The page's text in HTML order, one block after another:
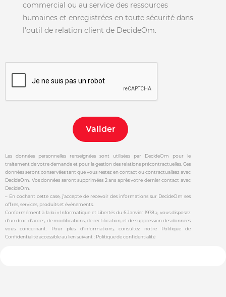
commercial ou au service des ressources
humaines et enregistrées en toute sécurité dans
l'outil de relation client de DecideOm.
Les données personnelles renseignées sont utilisées par DecideOm pour le
traitement de votre demande et pour la gestion des relations précontractuelles. Ces
données seront conservées tant que vous restez en contact ou contractualisez avec
DecideOm. Vos données seront supprimées 2 ans après votre dernier contact avec
DecideOm.
– En cochant cette case, j’accepte de recevoir des informations sur DecideOm ses
offres, services, produits et événements.
Conformément à la loi « Informatique et Libertés du 6 Janvier 1978 », vous disposez
d’un droit d’accès, de modifications, de rectification, et de suppression des données
vous concernant. Pour plus d’informations, consultez notre Politique de
Confidentialité accessible au lien suivant : Politique de confidentialité